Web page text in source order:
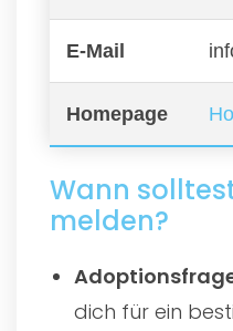
E-Mail
Homepage
Wann
melden?
dich für ein